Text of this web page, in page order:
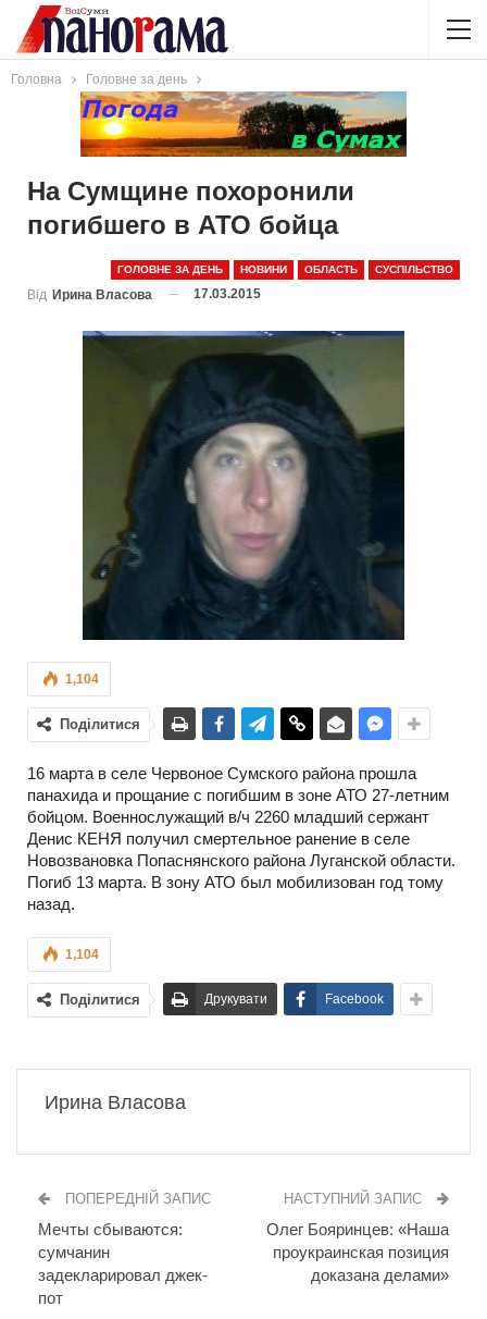
Головна Головне за день
На Сумщине похоронили
погибшего в АТО бойца
ГОЛОВНЕ ЗА ДЕНЬ НОВИНИ ОБЛАСТЬ СУСПІЛЬСТВО
Від Ирина Власова 17.03.2015
1,104
Поділитися
16 марта в селе Червоное Сумского района прошла
панахида и прощание с погибшим в зоне АТО 27-летним
бойцом. Военнослужащий в/ч 2260 младший сержант
Денис КЕНЯ получил смертельное ранение в селе
Новозвановка Попаснянского района Луганской области.
Погиб 13 марта. В зону АТО был мобилизован год тому
назад.
1,104
Поділитися Друкувати Facebook
Ирина Власова
ПОПЕРЕДНІЙ ЗАПИС
Мечты сбываются:
сумчанин
задекларировал джек-
пот
НАСТУПНИЙ ЗАПИС
Олег Бояринцев: «Наша
проукраинская позиция
доказана делами»